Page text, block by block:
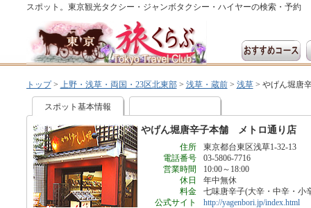
スポット。東京観光タクシー・ジャンボタクシー・ハイヤーの検索・予約
トップ> 上野・浅草・両国・23区北東部> 浅草・蔵前> 浅草> やげん堀唐
スポット基本情報
やげん堀唐辛子本舗 メトロ通り店
住所
東京都台東区浅草1-32-13
電話番号
03-5806-7716
営業時間
10:00～18:00
休日
年中無休
料金
七味唐辛子(大辛・中辛・小
公式サイト
http://yagenbori.jp/index.html